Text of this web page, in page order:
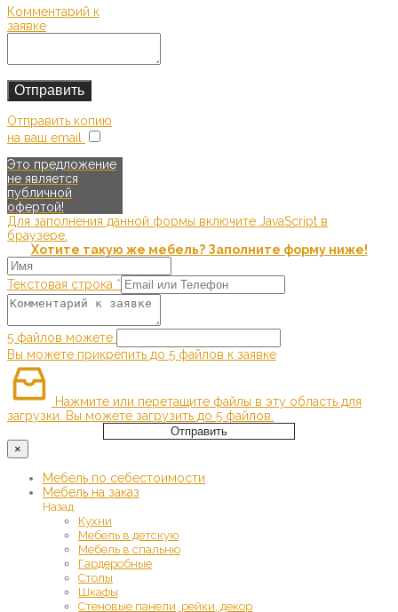
Комментарий к
заявке
Отправить копию
на ваш email
Это предложение
не является
публичной
офертой!
Для заполнения данной формы включите JavaScript в
браузере.
Хотите такую же мебель? Заполните форму ниже!
Текстовая строка *
5 файлов можете
Вы можете прикрепить до 5 файлов к заявке
Нажмите или перетащите файлы в эту область для
загрузки. Вы можете загрузить до 5 файлов.
Отправить
×
Мебель по себестоимости
Мебель на заказ
Назад
Кухни
Мебель в детскую
Мебель в спальню
Гардеробные
Столы
Шкафы
Стеновые панели, рейки, декор